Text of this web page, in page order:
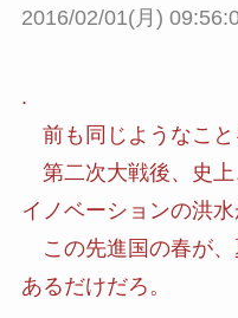
2016/02/01(月)
.
前も同じようなこと
第二次大戦後、史上
イノベーションの洪水
この先進国の春が、
あるだけだろ。